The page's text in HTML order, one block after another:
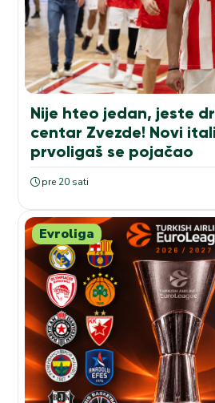
Nije hteo jedan, jeste
centar Zvezde! Novi
prvoligaš se pojačao
pre 20 sati
Evroliga